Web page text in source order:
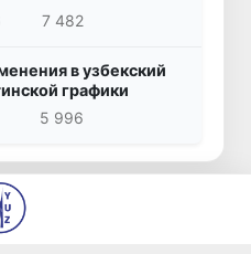
7 482
в узбекский
графики
5 996